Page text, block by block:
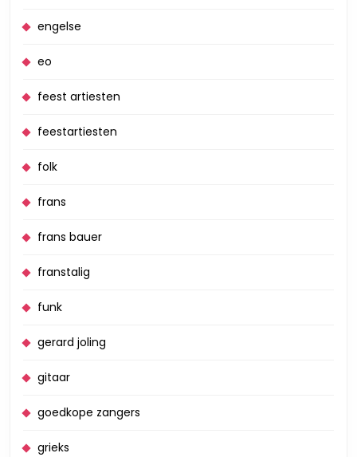
engelse
eo
feest artiesten
feestartiesten
folk
frans
frans bauer
franstalig
funk
gerard joling
gitaar
goedkope zangers
grieks